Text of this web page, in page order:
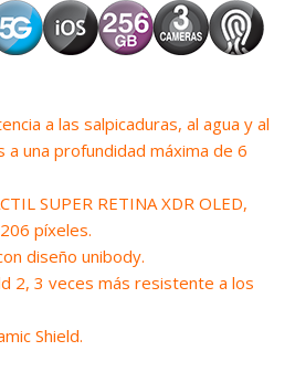
a las salpicaduras, al agua y al
una profundidad máxima de 6
SUPER RETINA XDR OLED,
píxeles.
diseño unibody.
2, 3 veces más resistente a los
Shield.